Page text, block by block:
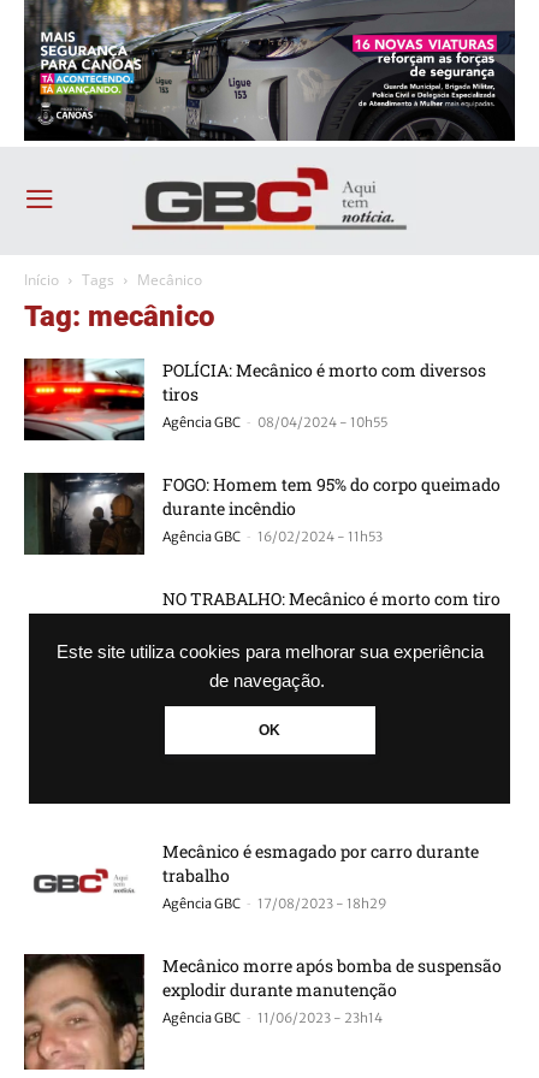
Este site utiliza cookies para melhorar sua experiência
de navegação.
OK
Início Tags Mecânico
Tag: mecânico
POLÍCIA: Mecânico é morto com diversos
tiros
Agência GBC - 08/04/2024 - 10h55
FOGO: Homem tem 95% do corpo queimado
durante incêndio
Agência GBC - 16/02/2024 - 11h53
NO TRABALHO: Mecânico é morto com tiro
Agência GBC - 04/01/2024 - 11h37
ESTAVA TRABALHANDO: Mecânico morre
após explosão de tanque de combustível em
Santa Cruz do...
Mecânico é esmagado por carro durante
trabalho
Agência GBC - 17/08/2023 - 18h29
Mecânico morre após bomba de suspensão
explodir durante manutenção
Agência GBC - 11/06/2023 - 23h14